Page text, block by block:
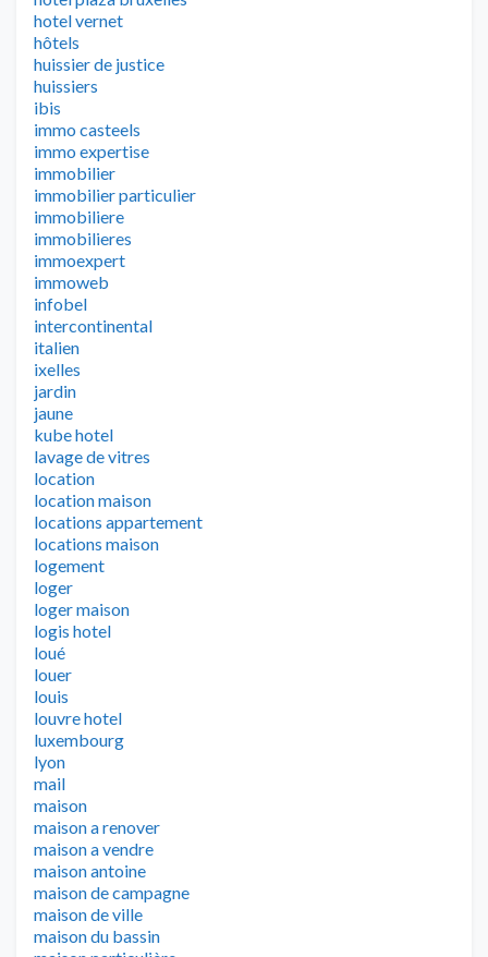
hotel vernet
hôtels
huissier de justice
huissiers
ibis
immo casteels
immo expertise
immobilier
immobilier particulier
immobiliere
immobilieres
immoexpert
immoweb
infobel
intercontinental
italien
ixelles
jardin
jaune
kube hotel
lavage de vitres
location
location maison
locations appartement
locations maison
logement
loger
loger maison
logis hotel
loué
louer
louis
louvre hotel
luxembourg
lyon
mail
maison
maison a renover
maison a vendre
maison antoine
maison de campagne
maison de ville
maison du bassin